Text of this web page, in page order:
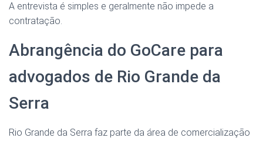
A entrevista é simples e geralmente não impede a
contratação.
Abrangência do GoCare para
advogados de Rio Grande da
Serra
Rio Grande da Serra faz parte da área de comercialização